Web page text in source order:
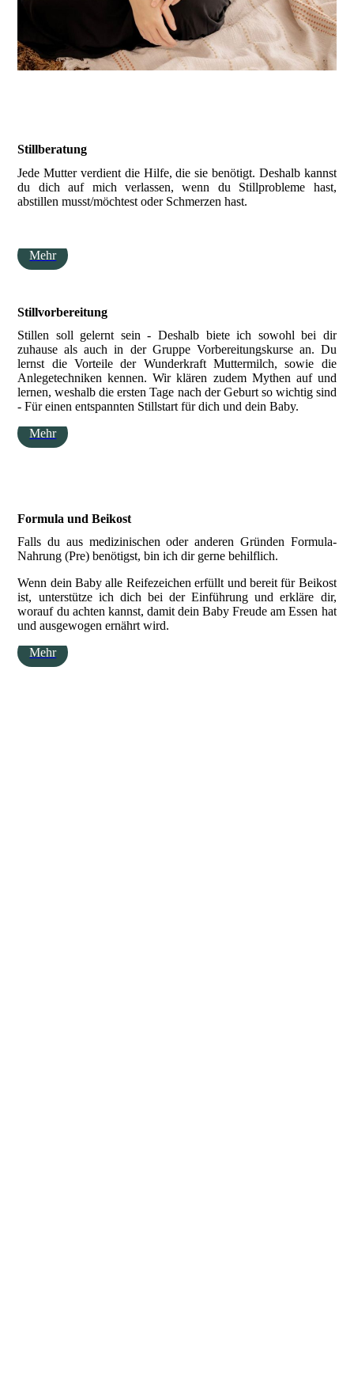
Stillberatung
Jede Mutter verdient die Hilfe, die sie benötigt. Deshalb kannst
du dich auf mich verlassen, wenn du Stillprobleme hast,
abstillen musst/möchtest oder Schmerzen hast.
Mehr
Stillvorbereitung
Stillen soll gelernt sein - Deshalb biete ich sowohl bei dir
zuhause als auch in der Gruppe Vorbereitungskurse an. Du
lernst die Vorteile der Wunderkraft Muttermilch, sowie die
Anlegetechniken kennen. Wir klären zudem Mythen auf und
lernen, weshalb die ersten Tage nach der Geburt so wichtig sind
- Für einen entspannten Stillstart für dich und dein Baby.
Mehr
Formula und Beikost
Falls du aus medizinischen oder anderen Gründen Formula-
Nahrung (Pre) benötigst, bin ich dir gerne behilflich.
Wenn dein Baby alle Reifezeichen erfüllt und bereit für Beikost
ist, unterstütze ich dich bei der Einführung und erkläre dir,
worauf du achten kannst, damit dein Baby Freude am Essen hat
und ausgewogen ernährt wird.
Mehr